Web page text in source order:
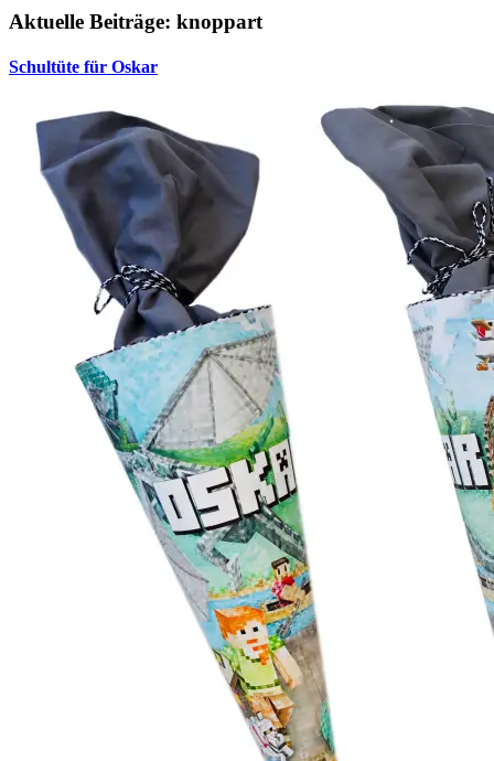
Aktuelle Beiträge: knoppart
Schultüte für Oskar